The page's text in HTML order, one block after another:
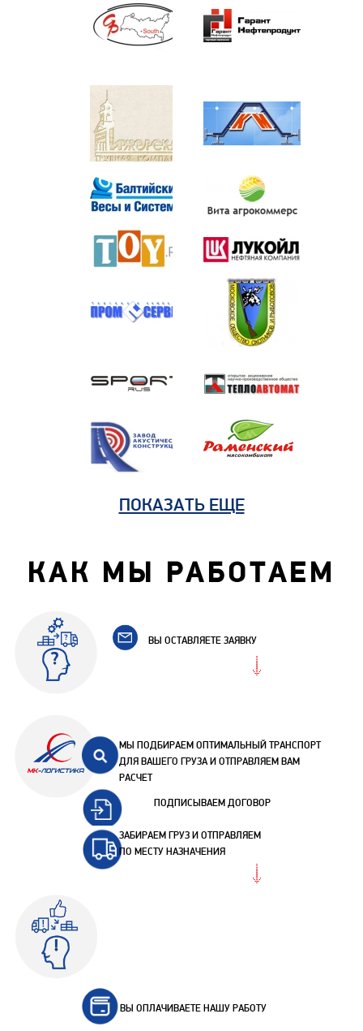
ПОКАЗАТЬ ЕЩЕ
КАК МЫ РАБОТАЕМ
ВЫ ОСТАВЛЯЕТЕ ЗАЯВКУ
МЫ ПОДБИРАЕМ ОПТИМАЛЬНЫЙ ТРАНСПОРТ
ДЛЯ ВАШЕГО ГРУЗА И ОТПРАВЛЯЕМ ВАМ
РАСЧЕТ
ПОДПИСЫВАЕМ ДОГОВОР
ЗАБИРАЕМ ГРУЗ И ОТПРАВЛЯЕМ
ПО МЕСТУ НАЗНАЧЕНИЯ
ВЫ ОПЛАЧИВАЕТЕ НАШУ РАБОТУ